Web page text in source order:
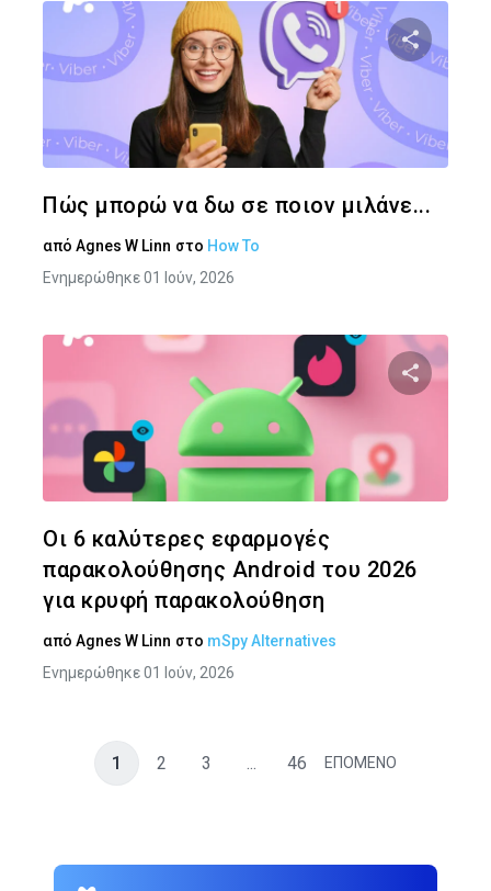
Πώς μπορώ να δω σε ποιον μιλάνε...
από Agnes W Linn στο How To
Ενημερώθηκε 01 Ιούν, 2026
Οι 6 καλύτερες εφαρμογές
παρακολούθησης Android του 2026
για κρυφή παρακολούθηση
από Agnes W Linn στο mSpy Alternatives
Ενημερώθηκε 01 Ιούν, 2026
1 2 3 ... 46 ΕΠΟΜΕΝΟ